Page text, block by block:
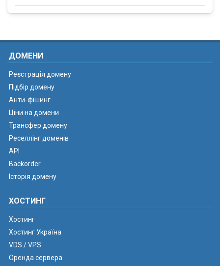
ДОМЕНИ
Реєстрація домену
Підбір домену
Анти-фішинг
Ціни на домени
Трансфер домену
Реселлінг доменів
API
Backorder
Історія домену
ХОСТИНГ
Хостинг
Хостинг Україна
VDS / VPS
Оренда сервера